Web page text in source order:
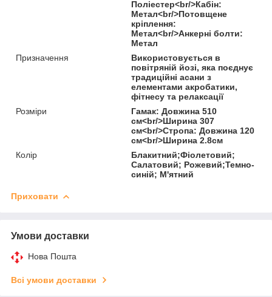
Поліестер<br/>Кабін:
Метал<br/>Потовщене
кріплення:
Метал<br/>Анкерні болти:
Метал
Призначення
Використовується в
повітряній йозі, яка поєднує
традиційні асани з
елементами акробатики,
фітнесу та релаксації
Розміри
Гамак: Довжина 510
см<br/>Ширина 307
см<br/>Стропа: Довжина 120
см<br/>Ширина 2.8см
Колір
Блакитний;Фіолетовий;
Салатовий; Рожевий;Темно-
синій; М'ятний
Приховати
Умови доставки
Нова Пошта
Всі умови доставки